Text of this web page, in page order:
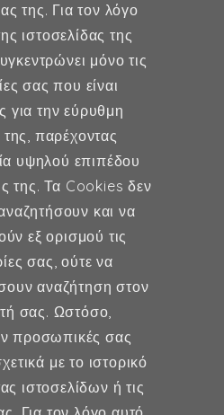
Αναπαραγωγή
της. Για τον λόγο
ιστοσελίδας της
μόνο τις
σας που είναι
για την εύρυθμη
της, παρέχοντας
υψηλού επιπέδου
της. Τα Cookies δεν
και να
εξ ορισμού τις
σας, ούτε να
αναζήτηση στον
σας. Ωστόσο,
προσωπικές σας
με το ιστορικό
ιστοσελίδων ή τις